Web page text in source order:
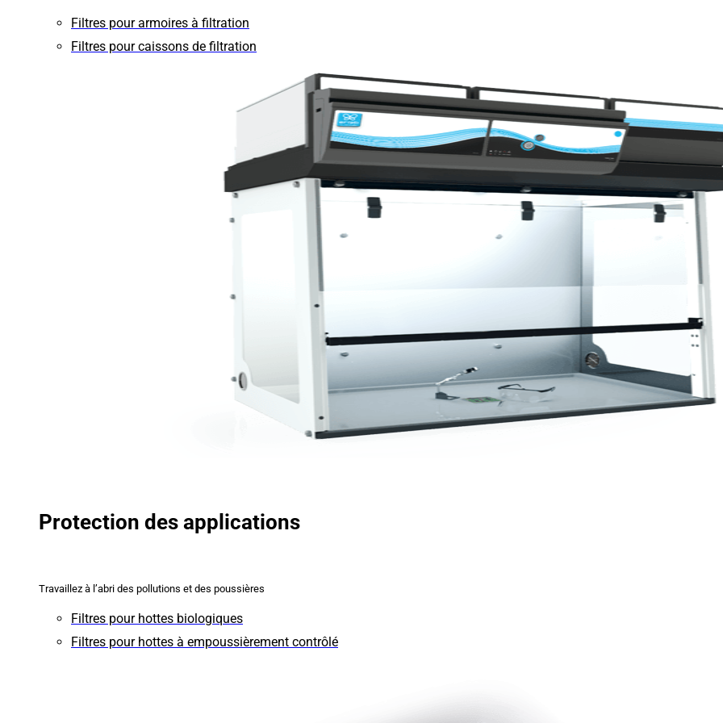
Filtres pour armoires à filtration
Filtres pour caissons de filtration
Protection des applications
Travaillez à l’abri des pollutions et des poussières
Filtres pour hottes biologiques
Filtres pour hottes à empoussièrement contrôlé